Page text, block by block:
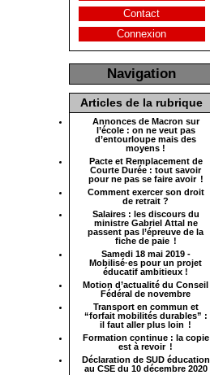
Contact
Connexion
Navigation
Articles de la rubrique
Annonces de Macron sur
l’école : on ne veut pas
d’entourloupe mais des
moyens !
Pacte et Remplacement de
Courte Durée : tout savoir
pour ne pas se faire avoir !
Comment exercer son droit
de retrait ?
Salaires : les discours du
ministre Gabriel Attal ne
passent pas l’épreuve de la
fiche de paie !
Samedi 18 mai 2019 -
Mobilisé·es pour un projet
éducatif ambitieux !
Motion d’actualité du Conseil
Fédéral de novembre
Transport en commun et
“forfait mobilités durables” :
il faut aller plus loin !
Formation continue : la copie
est à revoir !
Déclaration de SUD éducation
au CSE du 10 décembre 2020